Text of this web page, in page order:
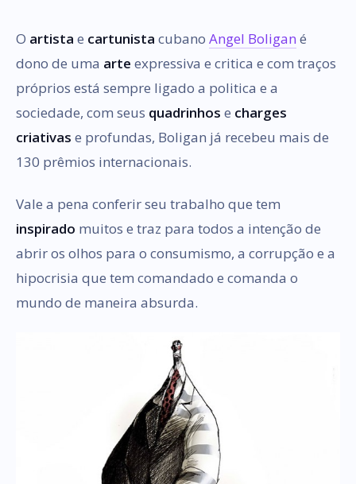
O artista e cartunista cubano Angel Boligan é
dono de uma arte expressiva e critica e com traços
próprios está sempre ligado a politica e a
sociedade, com seus quadrinhos e charges
criativas e profundas, Boligan já recebeu mais de
130 prêmios internacionais.
Vale a pena conferir seu trabalho que tem
inspirado muitos e traz para todos a intenção de
abrir os olhos para o consumismo, a corrupção e a
hipocrisia que tem comandado e comanda o
mundo de maneira absurda.